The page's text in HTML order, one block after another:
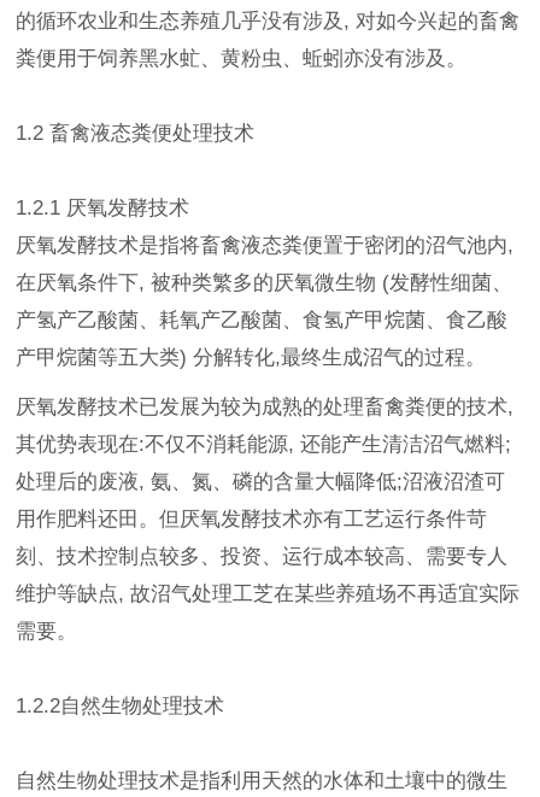
的循环农业和生态养殖几乎没有涉及, 对如今兴起的畜禽
粪便用于饲养黑水虻、黄粉虫、蚯蚓亦没有涉及。
1.2 畜禽液态粪便处理技术
1.2.1 厌氧发酵技术
厌氧发酵技术是指将畜禽液态粪便置于密闭的沼气池内,
在厌氧条件下, 被种类繁多的厌氧微生物 (发酵性细菌、
产氢产乙酸菌、耗氧产乙酸菌、食氢产甲烷菌、食乙酸
产甲烷菌等五大类) 分解转化,最终生成沼气的过程。
厌氧发酵技术已发展为较为成熟的处理畜禽粪便的技术,
其优势表现在:不仅不消耗能源, 还能产生清洁沼气燃料;
处理后的废液, 氨、氮、磷的含量大幅降低;沼液沼渣可
用作肥料还田。但厌氧发酵技术亦有工艺运行条件苛
刻、技术控制点较多、投资、运行成本较高、需要专人
维护等缺点, 故沼气处理工芝在某些养殖场不再适宜实际
需要。
1.2.2自然生物处理技术
自然生物处理技术是指利用天然的水体和土壤中的微生